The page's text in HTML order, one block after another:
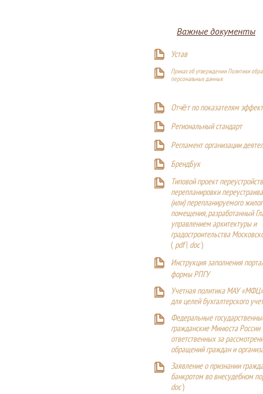
Важные документы
Устав
Приказ об утверждении Политики
персональных данных
Отчёт по показателям
Региональный стандарт
Регламент организации
БрендБук
Типовой проект
перепланировки
(или) перепланируемого
помещения, разработанный
управлением архитектуры и
градостроительства
(pdf| doc)
Инструкция заполнения
формы РПГУ
Учетная политика МАУ
для целей бухгалтерского
Федеральные
гражданские Минюста России
ответственных за
обращений граждан и
Заявление о признании
банкротом во внесудебном
doc)